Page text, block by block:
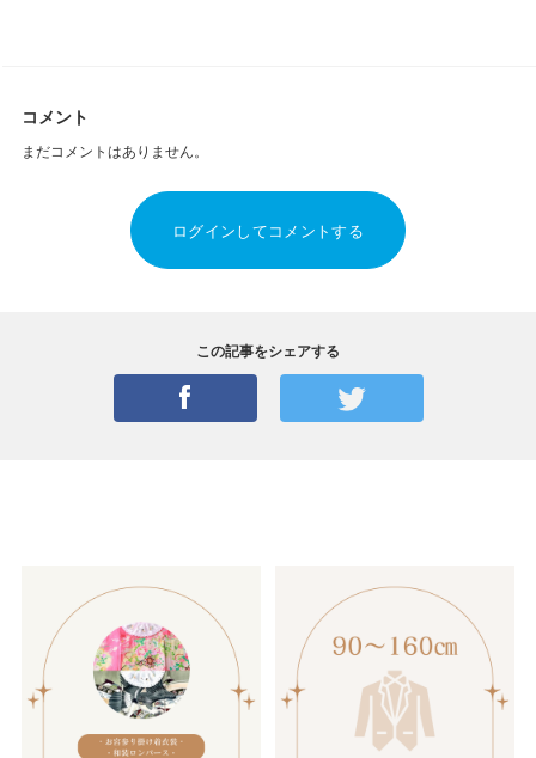
コメント
まだコメントはありません。
ログインしてコメントする
この記事をシェアする